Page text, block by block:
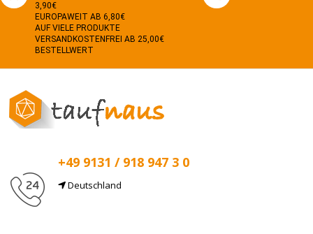
3,90€
EUROPAWEIT AB 6,80€
AUF VIELE PRODUKTE
VERSANDKOSTENFREI AB 25,00€
BESTELLWERT
+49 9131 / 918 947 3 0
Deutschland